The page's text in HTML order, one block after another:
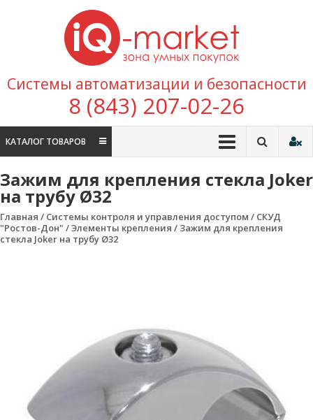
Перейти к содержимому
покупок
Системы автоматизации и безопасности
8 (843) 207-02-26
КАТАЛОГ ТОВАРОВ
Зажим для крепления стекла Joker
на трубу Ø32
Главная / Системы контроля и управления доступом / СКУД
"Ростов-Дон" /Элементы крепления / Зажим для крепления
стекла Joker на трубу Ø32